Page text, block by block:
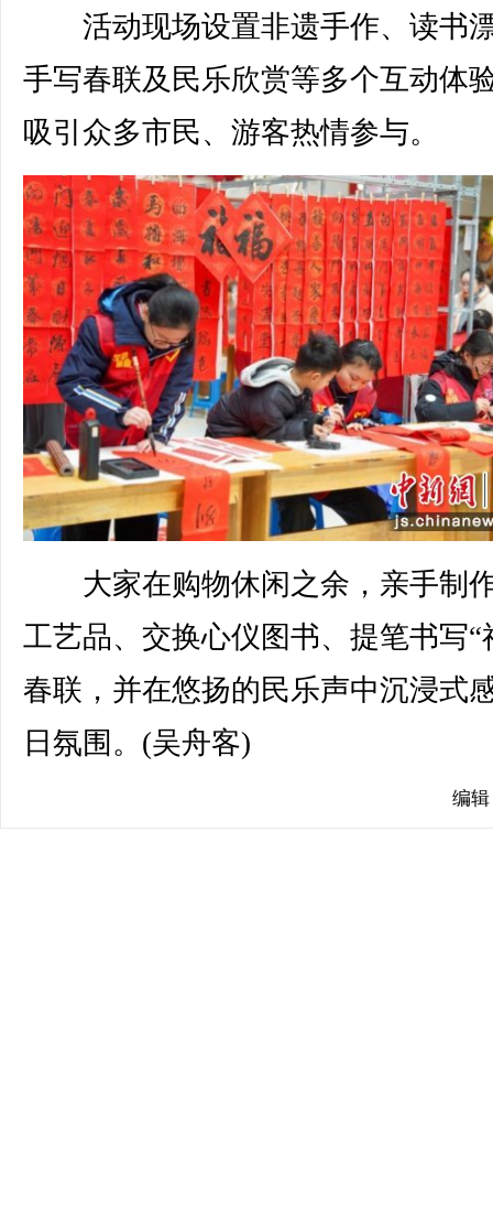
活动现场设置非遗手作、读书
手写春联及民乐欣赏等多个互动体
吸引众多市民、游客热情参与。
大家在购物休闲之余，亲手制
工艺品、交换心仪图书、提笔书写“
春联，并在悠扬的民乐声中沉浸式
日氛围。(吴舟客)
编